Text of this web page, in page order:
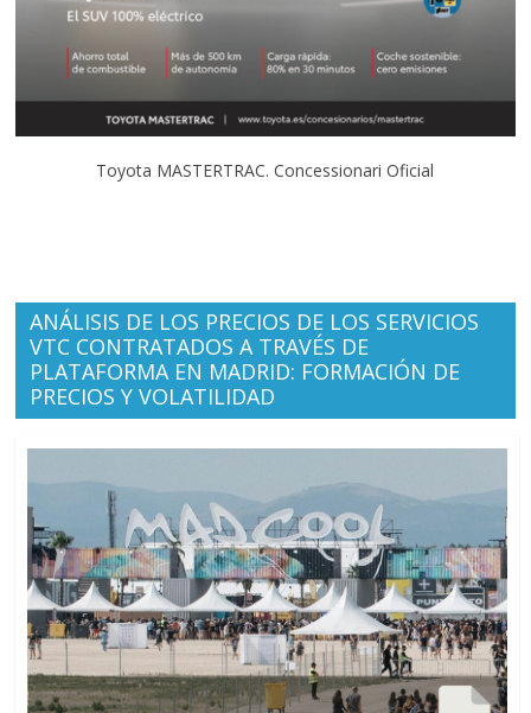
Toyota MASTERTRAC. Concessionari Oficial
ANÁLISIS DE LOS PRECIOS DE LOS SERVICIOS
VTC CONTRATADOS A TRAVÉS DE
PLATAFORMA EN MADRID: FORMACIÓN DE
PRECIOS Y VOLATILIDAD